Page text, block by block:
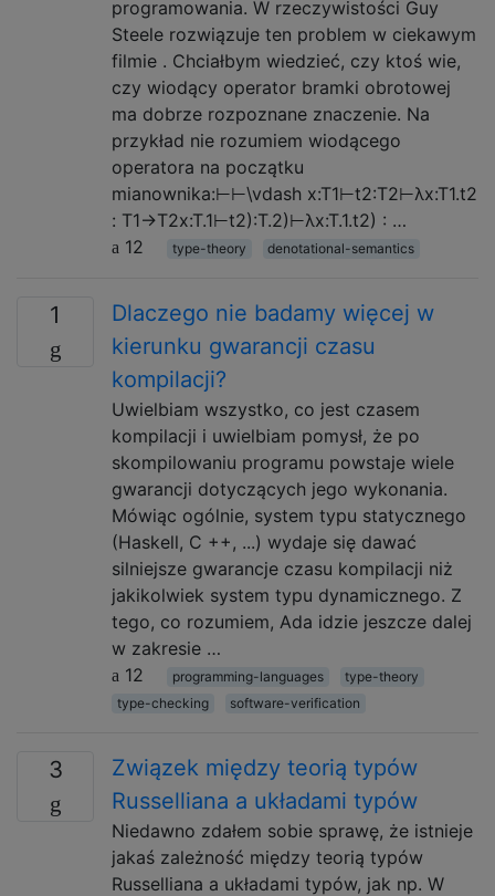
programowania. W rzeczywistości Guy
Steele rozwiązuje ten problem w ciekawym
filmie . Chciałbym wiedzieć, czy ktoś wie,
czy wiodący operator bramki obrotowej
ma dobrze rozpoznane znaczenie. Na
przykład nie rozumiem wiodącego
operatora na początku
mianownika:⊢⊢\vdash x:T1⊢t2:T2⊢λx:T1.t2
: T1→T2x:T.1⊢t2):T.2)⊢λx:T.1.t2) : …
12
type-theory denotational-semantics
1
Dlaczego nie badamy więcej w
kierunku gwarancji czasu
kompilacji?
Uwielbiam wszystko, co jest czasem
kompilacji i uwielbiam pomysł, że po
skompilowaniu programu powstaje wiele
gwarancji dotyczących jego wykonania.
Mówiąc ogólnie, system typu statycznego
(Haskell, C ++, ...) wydaje się dawać
silniejsze gwarancje czasu kompilacji niż
jakikolwiek system typu dynamicznego. Z
tego, co rozumiem, Ada idzie jeszcze dalej
w zakresie …
12
programming-languages
type-theory
type-checking
software-verification
3
Związek między teorią typów
Russelliana a układami typów
Niedawno zdałem sobie sprawę, że istnieje
jakaś zależność między teorią typów
Russelliana a układami typów, jak np. W